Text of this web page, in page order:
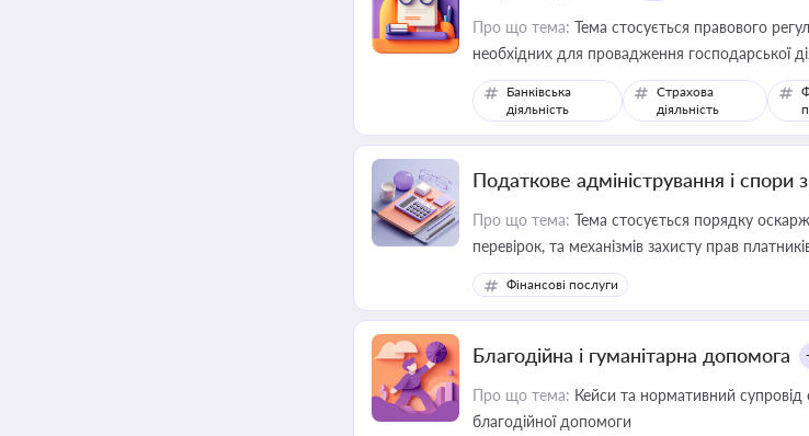
Про що тема: Тема стосується правового
необхідних для провадження господарської
Банківська
діяльність
Страхова
діяльність
Податкове адміністрування і спори
Про що тема: Тема стосується порядку
перевірок, та механізмів захисту прав
Фінансові послуги
Благодійна і гуманітарна допомога
Про що тема: Кейси та нормативний супровід
благодійної допомоги